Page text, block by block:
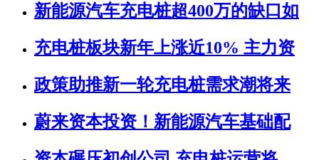
新能源汽车充电桩超400万的缺口如
充电桩板块新年上涨近10% 主力资
政策助推新一轮充电桩需求潮将来
蔚来资本投资！新能源汽车基础配